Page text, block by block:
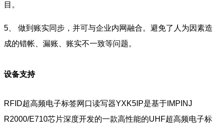
目。
5、 做到账实同步，并可与企业内网融合。避免了人为因素造
成的错帐、漏账、账实不一致等问题。
设备支持
RFID超高频电子标签网口读写器YXK5IP是基于IMPINJ
R2000/E710芯片深度开发的一款高性能的UHF超高频电子标